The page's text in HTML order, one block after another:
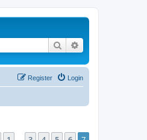
Search
Login
Register